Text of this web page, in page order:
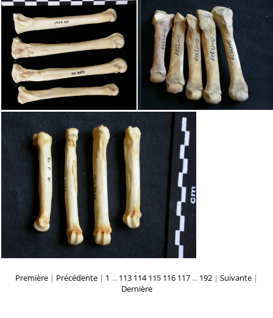
Première | Précédente | 1 ... 113 114 115 116 117 ... 192 | Suivante |
Dernière